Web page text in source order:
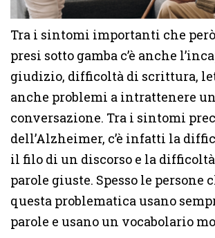
Tra i sintomi importanti che
presi sotto gamba c’è anche
giudizio, difficoltà di scrittura,
anche problemi a intrattenere
conversazione. Tra i sintomi
dell’Alzheimer, c’è infatti la
il filo di un discorso e la
parole giuste. Spesso le persone
questa problematica usano
parole e usano un vocabolario